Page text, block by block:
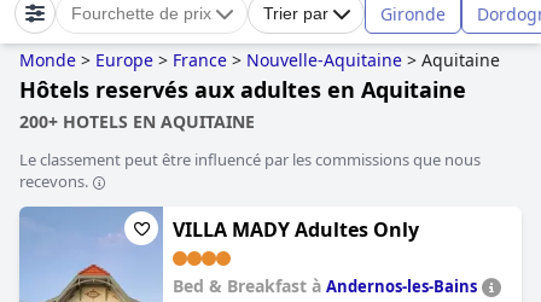
Fourchette de prix Trier par Gironde
Monde > Europe > France > Nouvelle-Aquitaine > Aquitaine
Hôtels reservés aux adultes en Aquitaine
200+ HOTELS EN AQUITAINE
Le classement peut être influencé par les commissions que nous
recevons.
VILLA MADY Adultes Only
Bed & Breakfast à Andernos-les-Bains